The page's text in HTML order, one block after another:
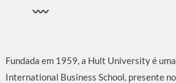
Fundada em 1959, a Hult University é
International Business School, presente